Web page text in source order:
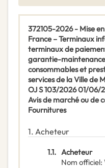
372105-2026 - Mise
France – Terminaux
terminaux de
garantie-
consommables et
services de la Ville de
OJ S 103/2026 01/06/
Avis de marché ou de
Fournitures
1. Acheteur
1.1. Acheteur
Nom officiel: